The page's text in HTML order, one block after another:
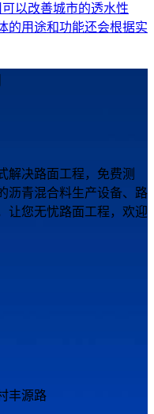
以改善城市的透水性
的用途和功能还会根据实
解决路面工程，免费测
沥青混合料生产设备、路
让您无忧路面工程，欢迎
丰源路